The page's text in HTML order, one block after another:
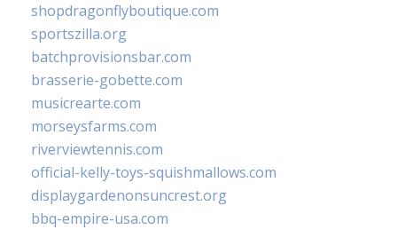
shopdragonflyboutique.com
sportszilla.org
batchprovisionsbar.com
brasserie-gobette.com
musicrearte.com
morseysfarms.com
riverviewtennis.com
official-kelly-toys-squishmallows.com
displaygardenonsuncrest.org
bbq-empire-usa.com